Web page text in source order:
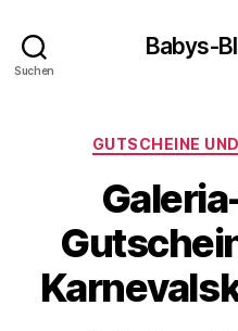
Suchen
Babys-
GUTSCHEINE